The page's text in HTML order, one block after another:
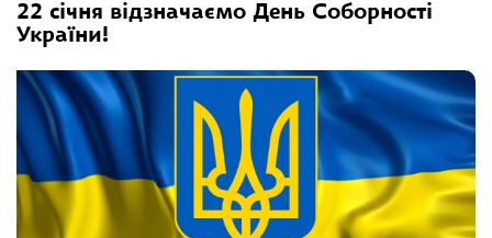
22 січня відзначаємо День Соборності
України!